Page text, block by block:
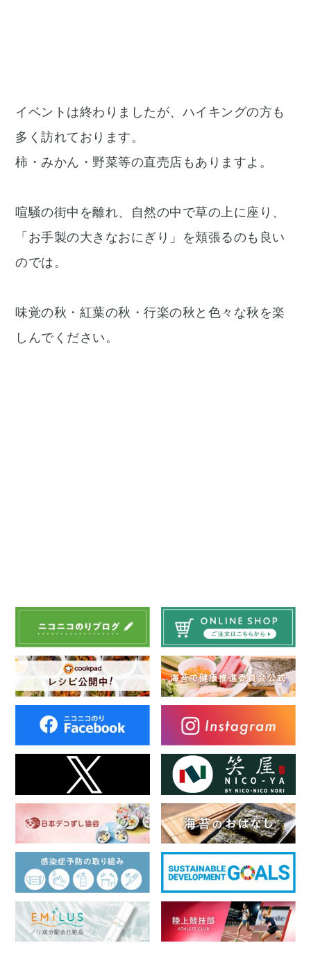
イベントは終わりましたが、ハイキングの方も
多く訪れております。
柿・みかん・野菜等の直売店もありますよ。
喧騒の街中を離れ、自然の中で草の上に座り、
「お手製の大きなおにぎり」を頬張るのも良い
のでは。
味覚の秋・紅葉の秋・行楽の秋と色々な秋を楽
しんでください。